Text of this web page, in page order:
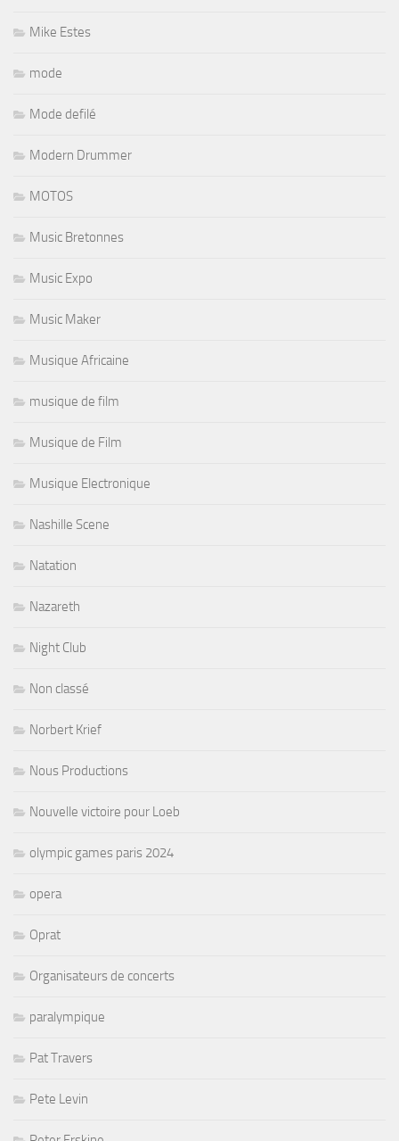
Mike Estes
mode
Mode defilé
Modern Drummer
MOTOS
Music Bretonnes
Music Expo
Music Maker
Musique Africaine
musique de film
Musique de Film
Musique Electronique
Nashille Scene
Natation
Nazareth
Night Club
Non classé
Norbert Krief
Nous Productions
Nouvelle victoire pour Loeb
olympic games paris 2024
opera
Oprat
Organisateurs de concerts
paralympique
Pat Travers
Pete Levin